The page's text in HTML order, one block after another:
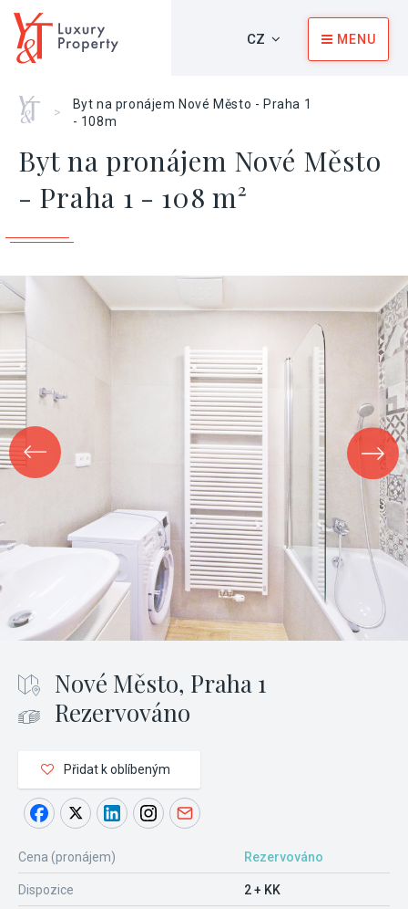
CZ MENU
Home
>
Byt na pronájem Nové Město - Praha 1
- 108m
Byt na pronájem Nové Město
- Praha 1 - 108 m²
Nové Město, Praha 1
Rezervováno
Přidat k oblíbeným
Cena (pronájem) Rezervováno
Dispozice 2 + KK